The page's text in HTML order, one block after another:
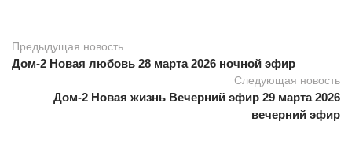
Предыдущая новость
Дом-2 Новая любовь 28 марта 2026 ночной эфир
Следующая новость
Дом-2 Новая жизнь Вечерний эфир 29 марта 2026
вечерний эфир